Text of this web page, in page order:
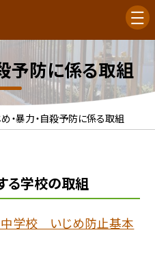
予防に係る取組
・暴力・自殺予防に係る取組
る学校の取組
学校 いじめ防止基本